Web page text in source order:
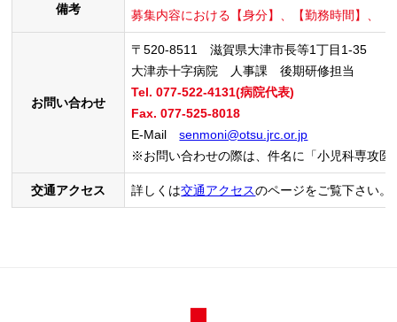
備考 募集内容における【身分】、【勤務時間】、
お問い合わせ
〒520-8511 滋賀県大津市長等1丁目1-35
大津赤十字病院 人事課 後期研修担当
Tel. 077-522-4131(病院代表)
Fax. 077-525-8018
E-Mailsenmoni@otsu.jrc.or.jp
※お問い合わせの際は、件名に「小児科専攻医
交通アクセス 詳しくは交通アクセスのページをご覧下さい。